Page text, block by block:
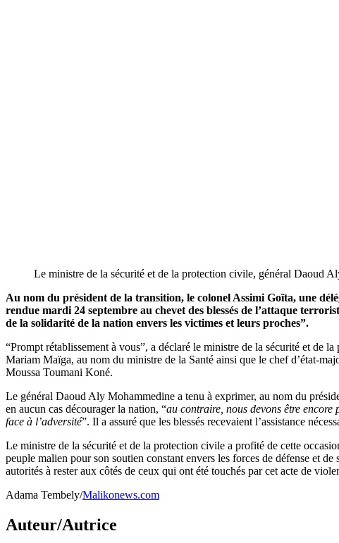
Le ministre de la sécurité et de la protection civile, général Daoud
Au nom du président de la transition, le colonel Assimi Goïta, une
rendue mardi 24 septembre au chevet des blessés de l’attaque
de la solidarité de la nation envers les victimes et leurs proches”.
“Prompt rétablissement à vous”, a déclaré le ministre de la sécurité et de
Mariam Maïga, au nom du ministre de la Santé ainsi que le chef d’état-
Moussa Toumani Koné.
Le général Daoud Aly Mohammedine a tenu à exprimer, au nom du
en aucun cas décourager la nation, “au contraire, nous devons être
face à l’adversité”. Il a assuré que les blessés recevaient l’assistance
Le ministre de la sécurité et de la protection civile a profité de cette
peuple malien pour son soutien constant envers les forces de défense et
autorités à rester aux côtés de ceux qui ont été touchés par cet acte de
Adama Tembely/Malikonews.com
Auteur/Autrice